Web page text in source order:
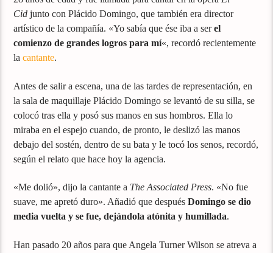
Cid junto con Plácido Domingo, que también era director
artístico de la compañía. «Yo sabía que ése iba a serel
comienzo de grandes logros para mí«, recordó recientemente
lacantante.
Antes de salir a escena, una de las tardes de representación, en
la sala de maquillaje Plácido Domingo se levantó de su silla, se
colocó tras ella y posó sus manos en sus hombros. Ella lo
miraba en el espejo cuando, de pronto, le deslizó las manos
debajo del sostén, dentro de su bata y le tocó los senos, recordó,
según el relato que hace hoy la agencia.
«Me dolió», dijo la cantante a The Associated Press. «No fue
suave, me apretó duro». Añadió que despuésDomingo se dio
media vuelta y se fue, dejándola atónita y humillada.
Han pasado 20 años para que Angela Turner Wilson se atreva a